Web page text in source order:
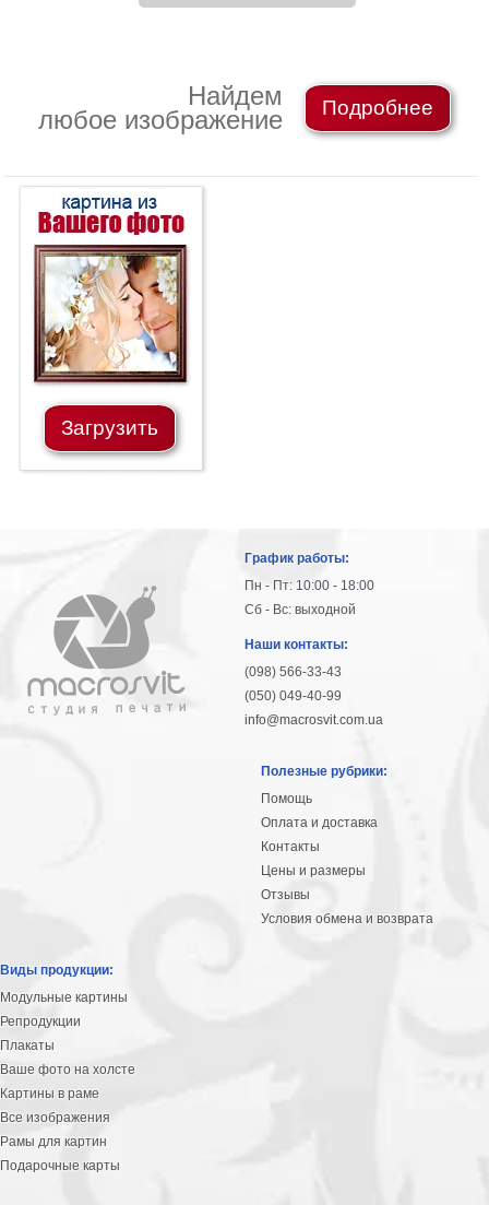
Найдем
любое изображение
Подробнее
Загрузить
График работы:
Пн - Пт: 10:00 - 18:00
Сб - Вс: выходной
Наши контакты:
(098) 566-33-43
(050) 049-40-99
info@macrosvit.com.ua
Полезные рубрики:
Помощь
Оплата и доставка
Контакты
Цены и размеры
Отзывы
Условия обмена и возврата
Виды продукции:
Модульные картины
Репродукции
Плакаты
Ваше фото на холсте
Картины в раме
Все изображения
Рамы для картин
Подарочные карты